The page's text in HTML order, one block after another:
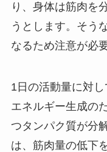
り、身体は筋肉を
うとします。そう
なるため注意が必
1日の活動量に対し
エネルギー生成の
つタンパク質が分
は、筋肉量の低下